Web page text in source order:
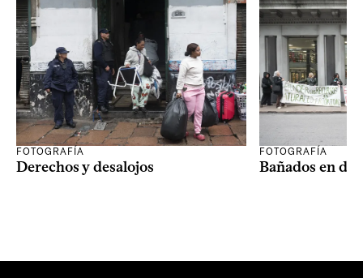
FOTOGRAFÍA
Derechos y desalojos
FOTOGRAFÍA
Bañados en